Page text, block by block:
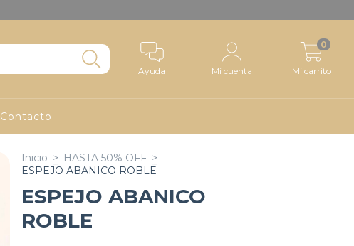
Ayuda Mi cuenta Mi carrito
0
Contacto
Inicio > HASTA 50% OFF >
ESPEJO ABANICO ROBLE
ESPEJO ABANICO
ROBLE